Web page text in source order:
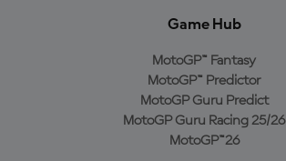
Game Hub
MotoGP™ Fantasy
MotoGP™ Predictor
MotoGP Guru Predict
MotoGP Guru Racing 25/26
MotoGP™26